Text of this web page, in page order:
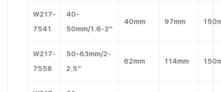
W217-
7541
40-
50mm/1.6-2″
40mm 97mm
W217-
7558
50-63mm/2-
2.5″
62mm 114mm